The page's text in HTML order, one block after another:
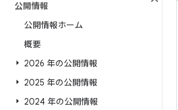
公開情報
公開情報ホーム
概要
2026 年の公開情報
2025 年の公開情報
2024 年の公開情報